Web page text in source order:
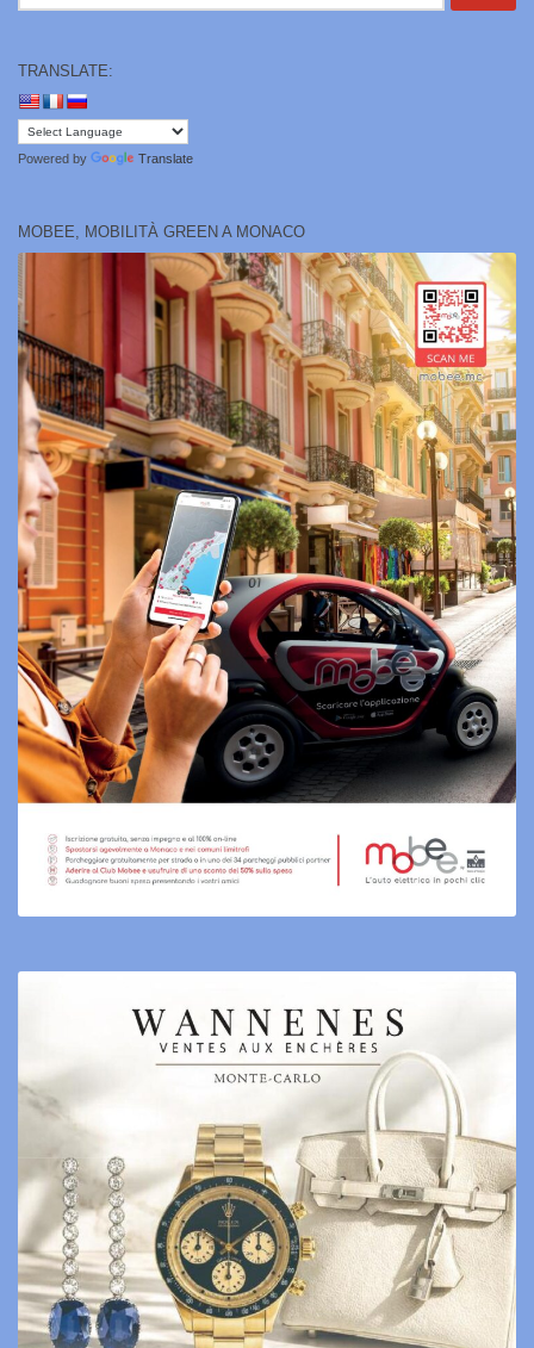
TRANSLATE:
Powered by Translate
MOBEE, MOBILITÀ GREEN A MONACO